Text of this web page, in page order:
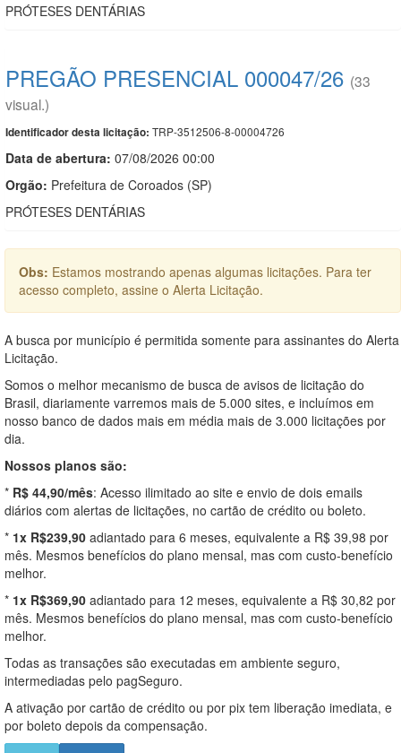
PRÓTESES DENTÁRIAS
PREGÃO PRESENCIAL 000047/26 (33
visual.)
Identificador desta licitação: TRP-3512506-8-00004726
Data de abertura: 07/08/2026 00:00
Orgão: Prefeitura de Coroados (SP)
PRÓTESES DENTÁRIAS
Obs: Estamos mostrando apenas algumas licitações. Para ter
acesso completo, assine o Alerta Licitação.
A busca por município é permitida somente para assinantes do Alerta
Licitação.
Somos o melhor mecanismo de busca de avisos de licitação do
Brasil, diariamente varremos mais de 5.000 sites, e incluímos em
nosso banco de dados mais em média mais de 3.000 licitações por
dia.
Nossos planos são:
* R$ 44,90/mês: Acesso ilimitado ao site e envio de dois emails
diários com alertas de licitações, no cartão de crédito ou boleto.
* 1x R$239,90 adiantado para 6 meses, equivalente a R$ 39,98 por
mês. Mesmos benefícios do plano mensal, mas com custo-benefício
melhor.
* 1x R$369,90 adiantado para 12 meses, equivalente a R$ 30,82 por
mês. Mesmos benefícios do plano mensal, mas com custo-benefício
melhor.
Todas as transações são executadas em ambiente seguro,
intermediadas pelo pagSeguro.
A ativação por cartão de crédito ou por pix tem liberação imediata, e
por boleto depois da compensação.